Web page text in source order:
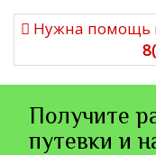
Нужна помощь
Получите
путевки и